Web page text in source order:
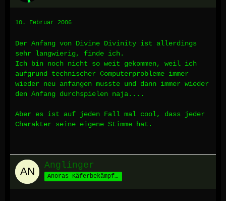
10. Februar 2006
Der Anfang von Divine Divinity ist allerdings
sehr langwierig, finde ich.
Ich bin noch nicht so weit gekommen, weil ich
aufgrund technischer Computerprobleme immer
wieder neu anfangen musste und dann immer wieder
den Anfang durchspielen naja....
Aber es ist auf jeden Fall mal cool, dass jeder
Charakter seine eigene Stimme hat.
Anglinger
Anoras Käferbekämpfer